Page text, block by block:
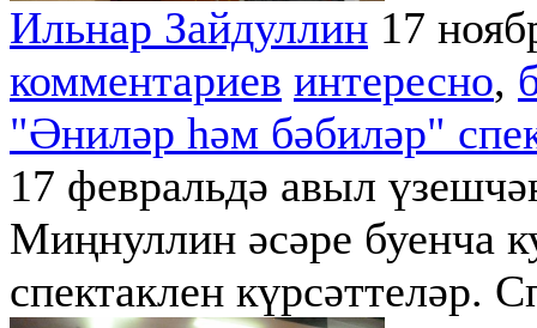
Ильнар Зайдуллин 17
комментариев интересно,
"Әниләр һәм бәбиләр"
17 февральдә авыл
Миңнуллин әсәре буенча
спектаклен күрсәттеләр.